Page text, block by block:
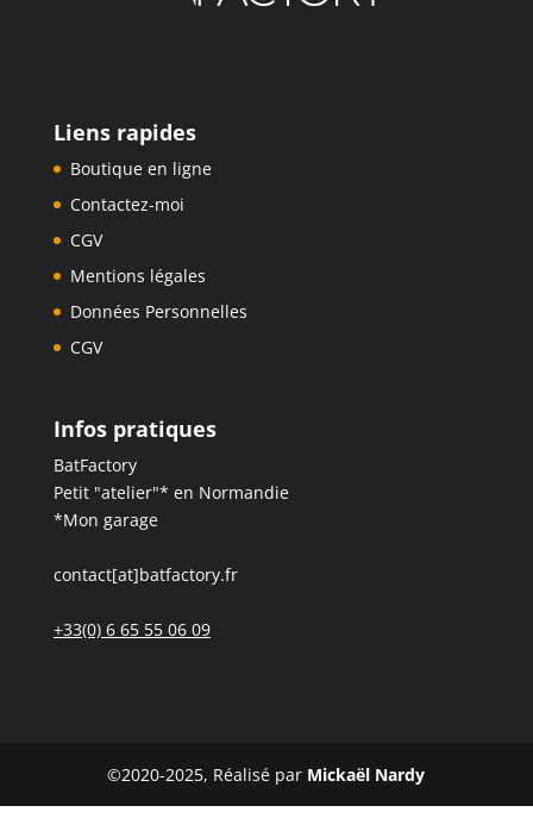
Liens rapides
Boutique en ligne
Contactez-moi
CGV
Mentions légales
Données Personnelles
CGV
Infos pratiques
BatFactory
Petit "atelier"* en Normandie
*Mon garage
contact[at]batfactory.fr
+33(0) 6 65 55 06 09
©2020-2025, Réalisé par Mickaël Nardy